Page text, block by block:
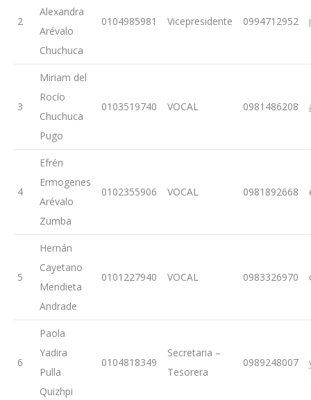
2
Alexandra
Arévalo
Chuchuca
0104985981 Vicepresidente 0994712952
3
Miriam del
Rocío
Chuchuca
Pugo
0103519740 VOCAL 0981486208
4
Efrén
Ermogenes
Arévalo
Zumba
0102355906 VOCAL 0981892668
5
Hernán
Cayetano
Mendieta
Andrade
0101227940 VOCAL 0983326970
6
Paola
Yadira
Pulla
Quizhpi
0104818349
Secretaria –
Tesorera
0989248007